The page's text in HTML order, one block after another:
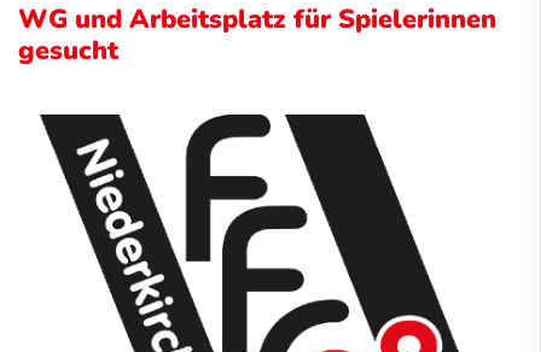
WG und Arbeitsplatz für Spielerinnen
gesucht